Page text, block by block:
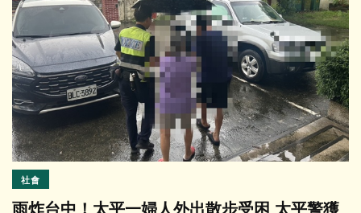
社會
雨炸台中！太平一婦人外出散步受困 太平警獲